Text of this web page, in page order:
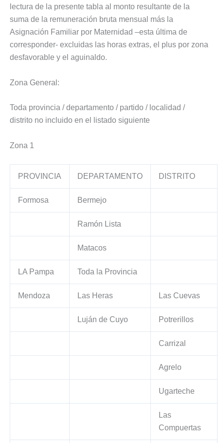
lectura de la presente tabla al monto resultante de la
suma de la remuneración bruta mensual más la
Asignación Familiar por Maternidad –esta última de
corresponder- excluidas las horas extras, el plus por zona
desfavorable y el aguinaldo.
Zona General:
Toda provincia / departamento / partido / localidad /
distrito no incluido en el listado siguiente
Zona 1
PROVINCIA DEPARTAMENTO DISTRITO
Formosa Bermejo
Ramón Lista
Matacos
LA Pampa Toda la Provincia
Mendoza Las Heras Las Cuevas
Luján de Cuyo Potrerillos
Carrizal
Agrelo
Ugarteche
Las
Compuertas